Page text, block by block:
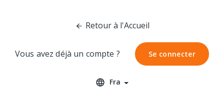
Retour à l'Accueil
Vous avez déjà un compte ? Se connecter
Se connecter
Fra